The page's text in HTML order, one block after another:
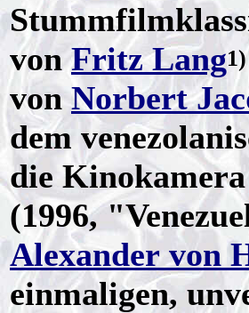
vonFritz Lang1)
vonNorbert
dem
die
(1996,
Alexander von
einmaligen,